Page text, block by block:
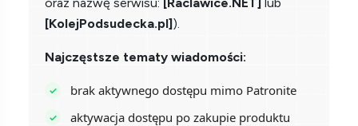
[KolejPodsudecka.pl]).
Najczęstsze tematy wiadomości:
brak aktywnego dostępu mimo Patronite
aktywacja dostępu po zakupie produktu